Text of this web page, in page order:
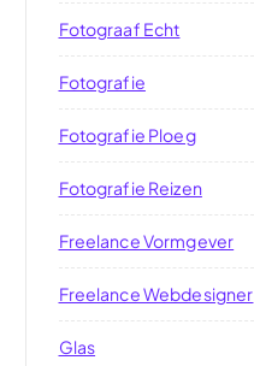
Fotograaf Echt
Fotografie
Fotografie Ploeg
Fotografie Reizen
Freelance Vormgever
Freelance Webdesigner
Glas